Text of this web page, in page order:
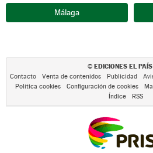
Málaga
© EDICIONES EL
Contacto Venta de contenidos Publicidad
Política cookies
Configuración de cookies
Índice
RSS